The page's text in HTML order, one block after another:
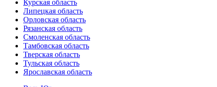
Курская область
Липецкая область
Орловская область
Рязанская область
Смоленская область
Тамбовская область
Тверская область
Тульская область
Ярославская область